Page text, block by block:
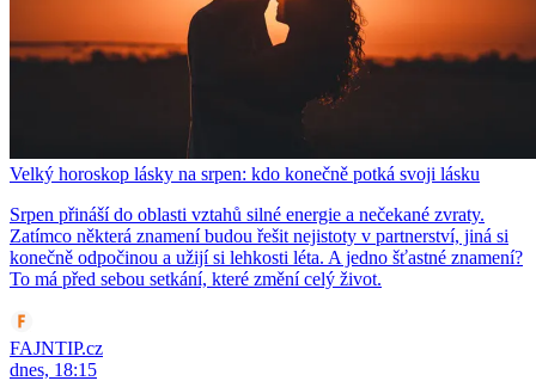
Velký horoskop lásky na srpen: kdo konečně potká svoji lásku
Srpen přináší do oblasti vztahů silné energie a nečekané zvraty.
Zatímco některá znamení budou řešit nejistoty v partnerství, jiná si
konečně odpočinou a užijí si lehkosti léta. A jedno šťastné znamení?
To má před sebou setkání, které změní celý život.
FAJNTIP.cz
dnes, 18:15